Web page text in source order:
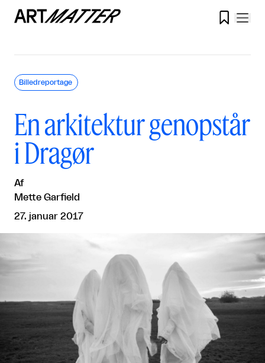

En arkitektur genopstår
i Dragør
Af
Mette Garfield
27. januar 2017
Billedreportage